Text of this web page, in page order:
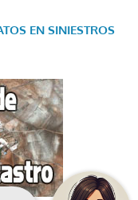
EN SINIESTROS